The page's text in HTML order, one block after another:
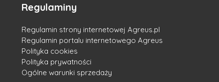
Regulaminy
Regulamin strony internetowej Agreus.pl
Regulamin portalu internetowego Agreus
Polityka cookies
Polityka prywatności
Ogólne warunki sprzedaży